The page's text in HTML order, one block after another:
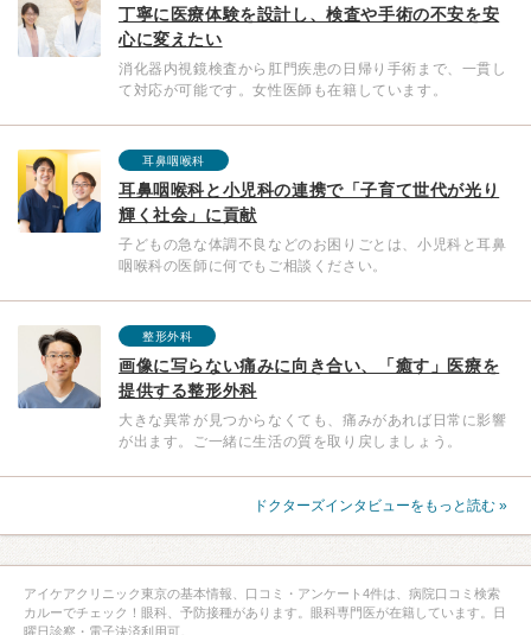
丁寧に医療体験を設計し、検査や手術の不安を安
心に変えたい
消化器内視鏡検査から肛門疾患の日帰り手術まで、一貫し
て対応が可能です。女性医師も在籍しています。
耳鼻咽喉科
耳鼻咽喉科と小児科の連携で「子育て世代が光り
輝く社会」に貢献
子どもの急な体調不良などのお困りごとは、小児科と耳鼻
咽喉科の医師に何でもご相談ください。
整形外科
画像に写らない痛みに向き合い、「癒す」医療を
提供する整形外科
大きな異常が見つからなくても、痛みがあれば日常に影響
が出ます。ご一緒に生活の質を取り戻しましょう。
ドクターズインタビューをもっと読む »
アイケアクリニック東京の基本情報、口コミ・アンケート4件は、病院口コミ検索
カルーでチェック！眼科、予防接種があります。眼科専門医が在籍しています。日
曜日診察・電子決済利用可。